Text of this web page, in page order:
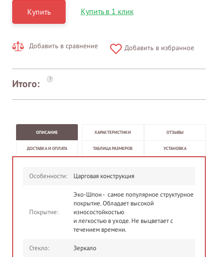
Купить Купить в 1 клик
Добавить в сравнение Добавить в избранное
Итого: ?
ОПИСАНИЕ ХАРАКТЕРИСТИКИ ОТЗЫВЫ
ДОСТАВКА И ОПЛАТА ТАБЛИЦА РАЗМЕРОВ УСТАНОВКА
Особенности: Царговая конструкция
Покрытие:
Эко-Шпон - самое популярное структурное
покрытие. Обладает высокой
износостойкостью
и легкостью в уходе. Не выцветает с
течением времени.
Стекло: Зеркало